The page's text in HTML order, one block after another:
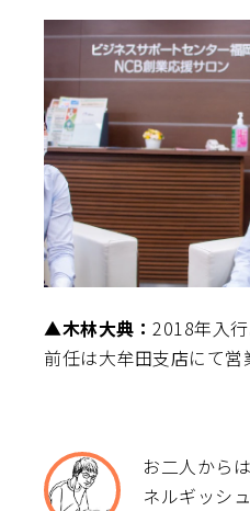
▲木林大典：2018年入行
前任は大牟田支店にて営
お二人から
ネルギッシ